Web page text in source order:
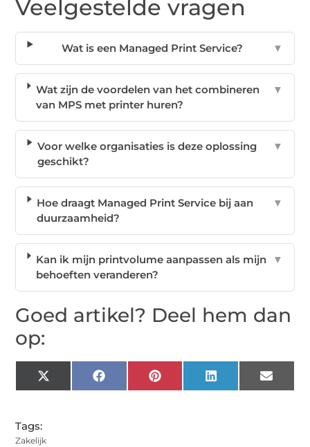
Veelgestelde vragen
Wat is een Managed Print Service? ▼
Wat zijn de voordelen van het combineren
van MPS met printer huren?
▼
Voor welke organisaties is deze oplossing
geschikt?
▼
Hoe draagt Managed Print Service bij aan
duurzaamheid?
▼
Kan ik mijn printvolume aanpassen als mijn
behoeften veranderen?
▼
Goed artikel? Deel hem dan
op:
X
(Twitter)
Facebook Pinterest LinkedIn Email
Tags:
Zakelijk